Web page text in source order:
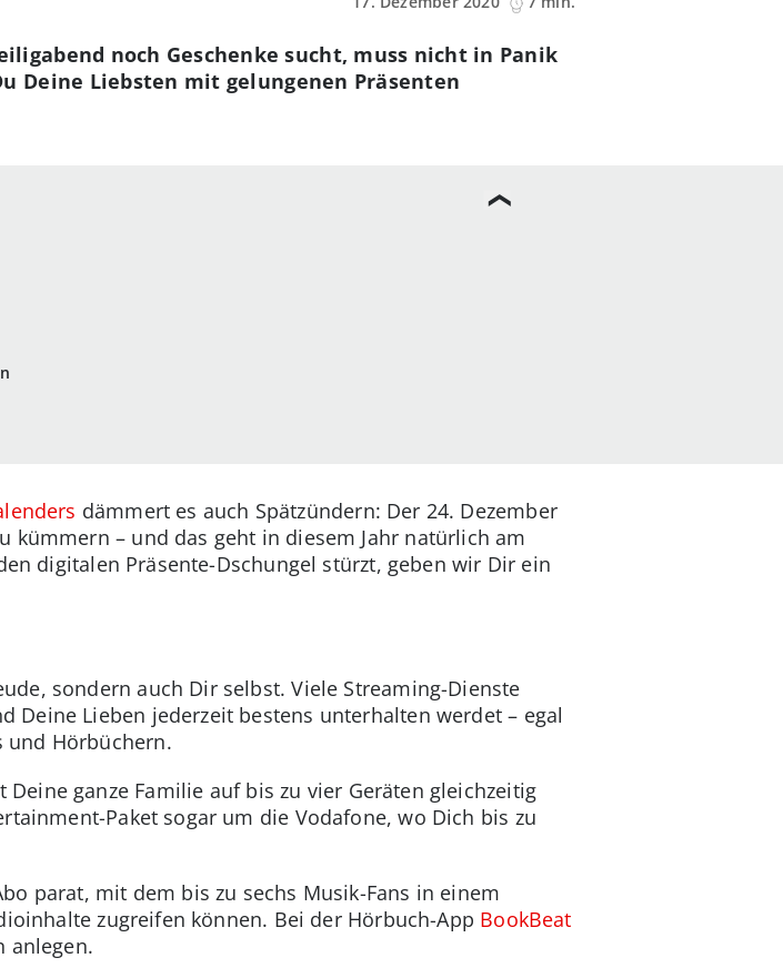
noch Geschenke sucht, muss nicht in Panik
Deine Liebsten mit gelungenen Präsenten
dämmert es auch Spätzündern: Der 24. Dezember
kümmern – und das geht in diesem Jahr natürlich am
digitalen Präsente-Dschungel stürzt, geben wir Dir ein
sondern auch Dir selbst. Viele Streaming-Dienste
Deine Lieben jederzeit bestens unterhalten werdet – egal
und Hörbüchern.
Deine ganze Familie auf bis zu vier Geräten gleichzeitig
Paket sogar um die Vodafone, wo Dich bis zu
parat, mit dem bis zu sechs Musik-Fans in einem
zugreifen können. Bei der Hörbuch-App BookBeat
anlegen.